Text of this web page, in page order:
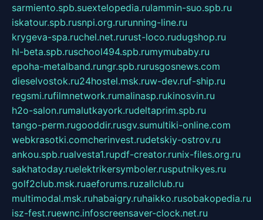
sarmiento.spb.suextelopedia.rulammin-suo.spb.ru
iskatour.spb.rusnpi.org.rurunning-line.ru
krygeva-spa.ruchel.net.rurust-loco.rudugshop.ru
hl-beta.spb.ruschool494.spb.rumymubaby.ru
epoha-metalband.rungr.spb.rurusgosnews.com
dieselvostok.ru24hostel.msk.ruw-dev.ruf-ship.ru
regsmi.rufilmnetwork.rumalinasp.rukinosvin.ru
h2o-salon.rumalutkayork.rudeltaprim.spb.ru
tango-perm.rugooddir.rusgv.sumultiki-online.com
webkrasotki.comcherinvest.rudetskiy-ostrov.ru
ankou.spb.rualvesta1.rupdf-creator.runix-files.org.ru
sakhatoday.ruelektrikersymboler.rusputnikyes.ru
golf2club.msk.ruaeforums.ruzallclub.ru
multimodal.msk.ruhabaigry.ruhaikko.rusobakopedia.ru
isz-fest.ruewnc.infoscreensaver-clock.net.ru